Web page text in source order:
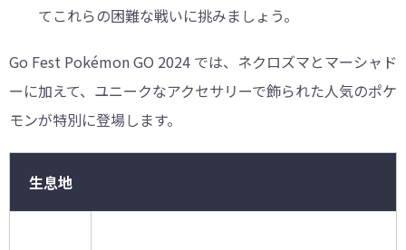
てこれらの困難な戦いに挑みましょう。
Go Fest Pokémon GO 2024 では、ネクロズマとマーシャド
ーに加えて、ユニークなアクセサリーで飾られた人気のポケ
モンが特別に登場します。
生息地